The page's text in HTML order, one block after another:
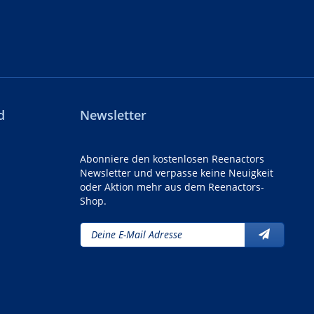
Newsletter
Abonniere den kostenlosen Reenactors
Newsletter und verpasse keine Neuigkeit
oder Aktion mehr aus dem Reenactors-
Shop.